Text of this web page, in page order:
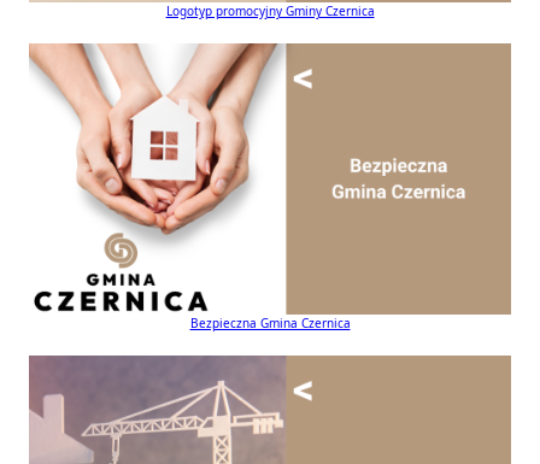
Logotyp promocyjny Gminy Czernica
Bezpieczna Gmina Czernica